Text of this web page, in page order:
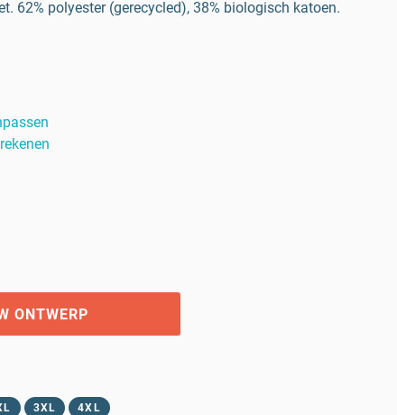
62% polyester (gerecycled), 38% biologisch katoen.
ONTWERP
3XL 4XL